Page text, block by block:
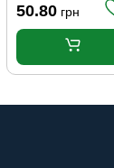
50.80 грн